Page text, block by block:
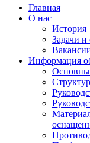
Главная
О нас
История
Задачи
Информация